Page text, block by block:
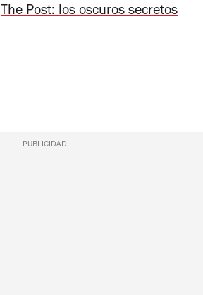
The Post: los oscuros secretos
PUBLICIDAD